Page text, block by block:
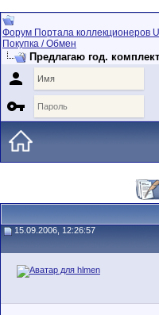
Форум Портала коллекционеров
Покупка / Обмен
Предлагаю год.


15.09.2006, 12:26:57